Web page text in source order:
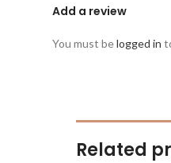
Add a review
You must belogged in
Related